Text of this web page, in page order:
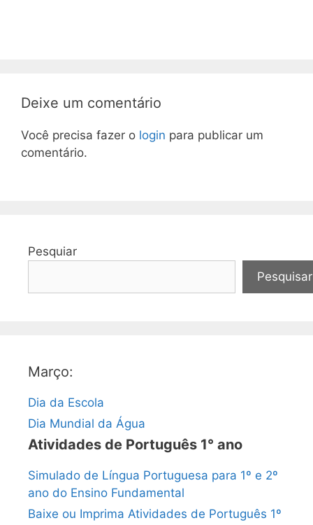
Deixe um comentário
Você precisa fazer o login para publicar um
comentário.
Pesquiar
Pesquisar
Março:
Dia da Escola
Dia Mundial da Água
Atividades de Português 1° ano
Simulado de Língua Portuguesa para 1º e 2º
ano do Ensino Fundamental
Baixe ou Imprima Atividades de Português 1º